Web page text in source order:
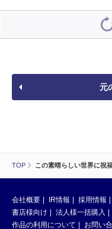
TOP この素晴らしい世界に祝
元
会社概要 IR情報 採用情報
書店様向け
法人様一括購入
作品の利用について
お問い